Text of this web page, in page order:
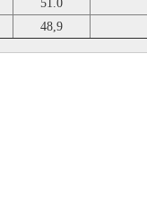
51.0
48,9